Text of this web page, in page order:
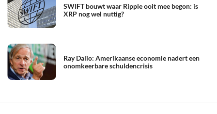
SWIFT bouwt waar Ripple ooit mee begon: is
XRP nog wel nuttig?
Ray Dalio: Amerikaanse economie nadert een
onomkeerbare schuldencrisis